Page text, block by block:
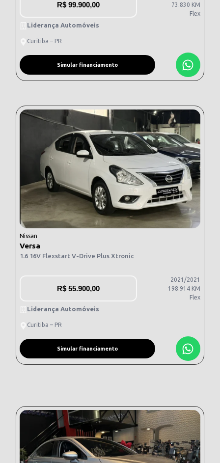
R$ 99.900,00
73.830 KM
Flex
Liderança Automóveis
Curitiba – PR
Simular financiamento
Nissan
Versa
1.6 16V Flexstart V-Drive Plus Xtronic
R$ 55.900,00
2021/2021
198.914 KM
Flex
Liderança Automóveis
Curitiba – PR
Simular financiamento